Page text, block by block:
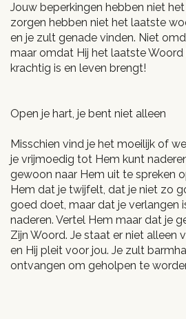
Jouw beperkingen hebben niet
zorgen hebben niet het laatste
en je zult genade vinden. Niet
maar omdat Hij het laatste
krachtig is en leven brengt!
Open je hart, je bent niet alleen
Misschien vind je het moeilijk of
je vrijmoedig tot Hem kunt
gewoon naar Hem uit te spreken
Hem dat je twijfelt, dat je niet zo
goed doet, maar dat je verlangen
naderen. Vertel Hem maar dat je
Zijn Woord. Je staat er niet alleen
en Hij pleit voor jou. Je zult
ontvangen om geholpen te